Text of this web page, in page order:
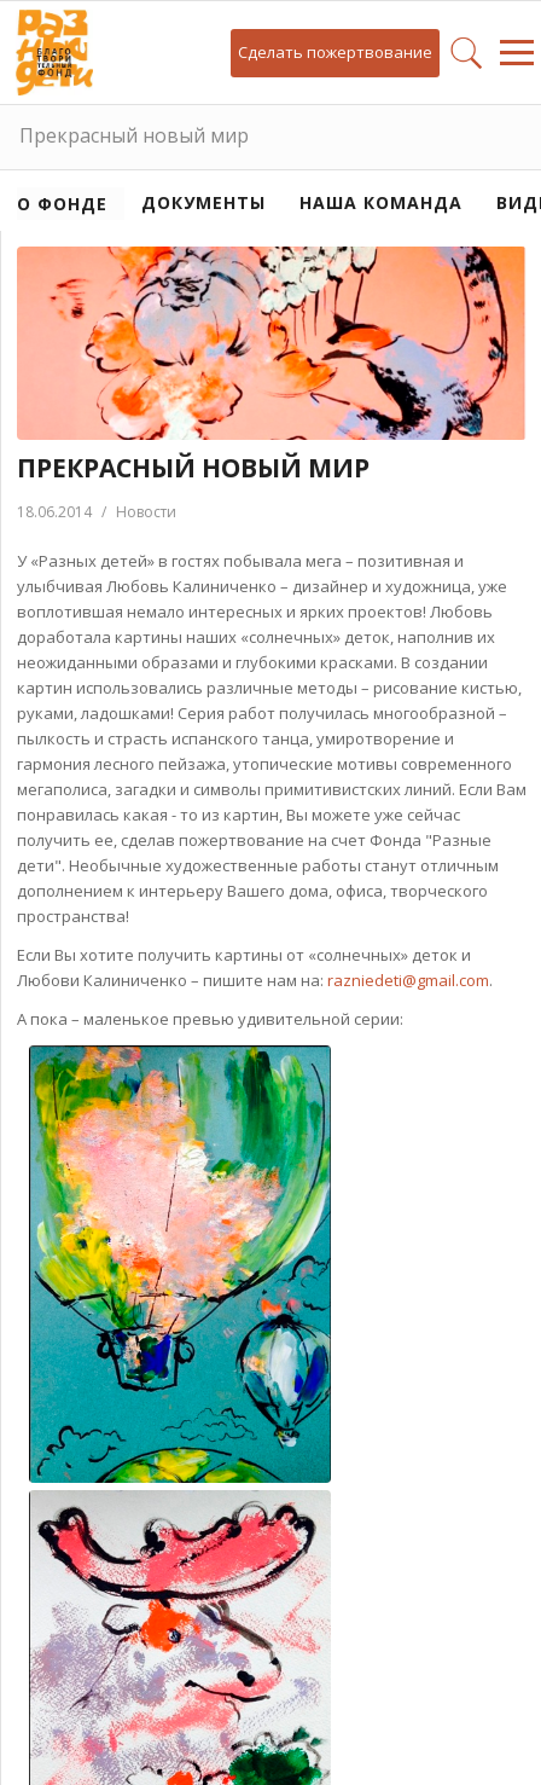
Сделать пожертвование
Прекрасный новый мир
О ФОНДЕ ДОКУМЕНТЫ НАША КОМАНДА
ПРЕКРАСНЫЙ НОВЫЙ МИР
18.06.2014 / Новости
У «Разных детей» в гостях побывала мега – позитивная и
улыбчивая Любовь Калиниченко – дизайнер и художница, уже
воплотившая немало интересных и ярких проектов! Любовь
доработала картины наших «солнечных» деток, наполнив их
неожиданными образами и глубокими красками. В создании
картин использовались различные методы – рисование кистью,
руками, ладошками! Серия работ получилась многообразной –
пылкость и страсть испанского танца, умиротворение и
гармония лесного пейзажа, утопические мотивы современного
мегаполиса, загадки и символы примитивистских линий. Если Вам
понравилась какая - то из картин, Вы можете уже сейчас
получить ее, сделав пожертвование на счет Фонда "Разные
дети". Необычные художественные работы станут отличным
дополнением к интерьеру Вашего дома, офиса, творческого
пространства!
Если Вы хотите получить картины от «солнечных» деток и
Любови Калиниченко – пишите нам на: razniedeti@gmail.com.
А пока – маленькое превью удивительной серии: